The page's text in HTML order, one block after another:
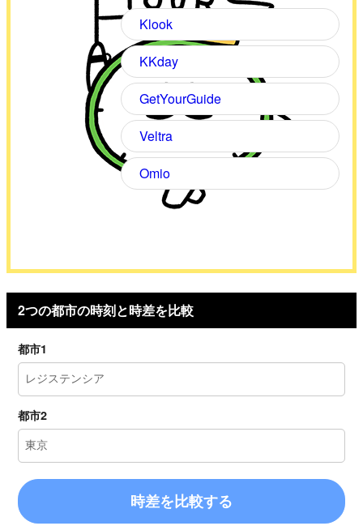
Klook
KKday
GetYourGuide
Veltra
Omio
2つの都市の時刻と時差を比較
都市1
都市2
時差を比較する